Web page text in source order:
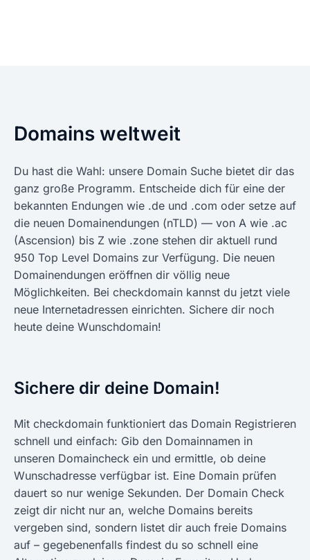
Domains weltweit
Du hast die Wahl: unsere Domain Suche bietet dir das
ganz große Programm. Entscheide dich für eine der
bekannten Endungen wie .de und .com oder setze auf
die neuen Domainendungen (nTLD) — von A wie .ac
(Ascension) bis Z wie .zone stehen dir aktuell rund
950 Top Level Domains zur Verfügung. Die neuen
Domainendungen eröffnen dir völlig neue
Möglichkeiten. Bei checkdomain kannst du jetzt viele
neue Internetadressen einrichten. Sichere dir noch
heute deine Wunschdomain!
Sichere dir deine Domain!
Mit checkdomain funktioniert das Domain Registrieren
schnell und einfach: Gib den Domainnamen in
unseren Domaincheck ein und ermittle, ob deine
Wunschadresse verfügbar ist. Eine Domain prüfen
dauert so nur wenige Sekunden. Der Domain Check
zeigt dir nicht nur an, welche Domains bereits
vergeben sind, sondern listet dir auch freie Domains
auf – gegebenenfalls findest du so schnell eine